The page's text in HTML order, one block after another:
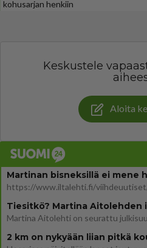
kohusarjan henkiin
Keskustele
Aloita
Martinan bisneksillä ei mene
2 km on nykyään liian pitkä